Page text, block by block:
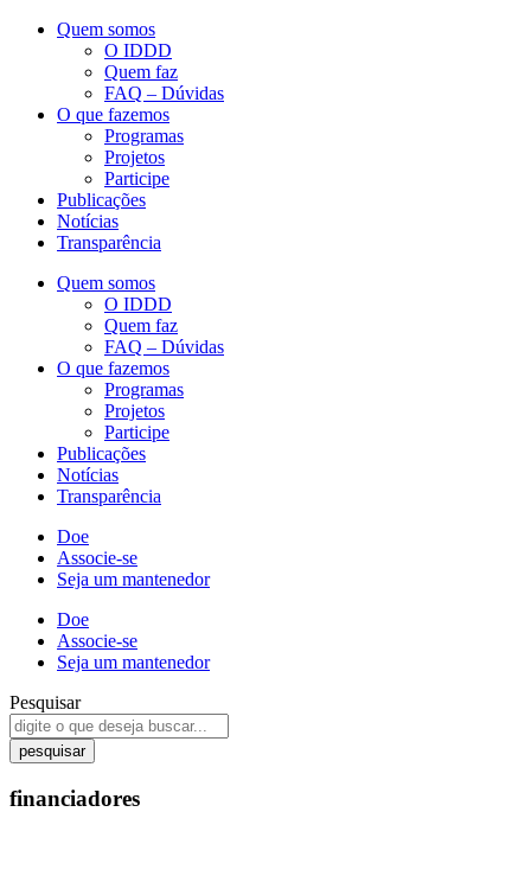
Quem somos
O IDDD
Quem faz
FAQ – Dúvidas
O que fazemos
Programas
Projetos
Participe
Publicações
Notícias
Transparência
Quem somos
O IDDD
Quem faz
FAQ – Dúvidas
O que fazemos
Programas
Projetos
Participe
Publicações
Notícias
Transparência
Doe
Associe-se
Seja um mantenedor
Doe
Associe-se
Seja um mantenedor
Pesquisar
pesquisar
financiadores